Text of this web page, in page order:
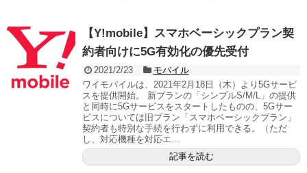
【Y!mobile】スマホベーシックプラン契
約者向けに5G有効化の優先受付
2021/2/23
モバイル
ワイモバイルは、2021年2月18日（木）より5Gサービ
スを提供開始。 新プランの「シンプルS/M/L」の提供
と同時に5Gサービスをスタートしたものの、5Gサー
ビスについては旧プラン「スマホベーシックプラン」
契約者も特別な手続を行わずに利用できる。（ただ
し、対応機種を対応エ...
記事を読む